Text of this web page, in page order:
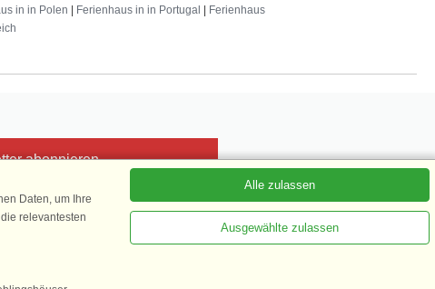
in in Polen Ferienhaus in in Portugal
Ferienhaus
abonnieren
Daten, um Ihre
relevantesten
Alle zulassen
Ausgewählte zulassen